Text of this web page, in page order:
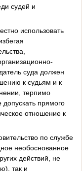
судей и
использовать
суда должен
к судьям и к
терпимо
допускать прямого
отношение к
по службе
необоснованное
действий, не
так и